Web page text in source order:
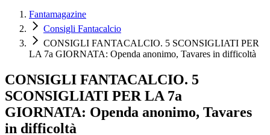
Fantamagazine
Consigli Fantacalcio
CONSIGLI FANTACALCIO. 5 SCONSIGLIATI PER
LA 7a GIORNATA: Openda anonimo, Tavares in difficoltà
CONSIGLI FANTACALCIO. 5
SCONSIGLIATI PER LA 7a
GIORNATA: Openda anonimo, Tavares
in difficoltà